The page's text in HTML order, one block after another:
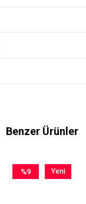
Benzer Ürünler